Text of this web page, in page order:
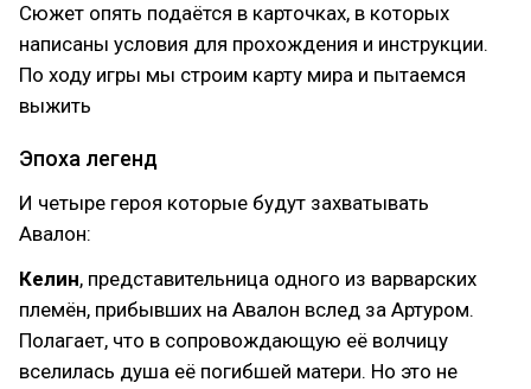
Сюжет опять подаётся в карточках, в которых
написаны условия для прохождения и инструкции.
По ходу игры мы строим карту мира и пытаемся
выжить
Эпоха легенд
И четыре героя которые будут захватывать
Авалон:
Келин, представительница одного из варварских
племён, прибывших на Авалон вслед за Артуром.
Полагает, что в сопровождающую её волчицу
вселилась душа её погибшей матери. Но это не